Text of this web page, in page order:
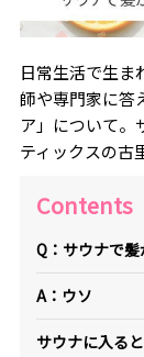
日常生活で生ま
師や専門家に答
ア」について。
ティックスの古
Contents
Q：サウナで
A：ウソ
サウナに入る